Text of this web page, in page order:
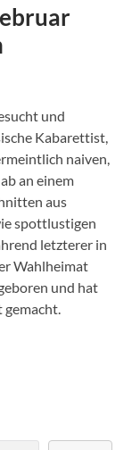
und
Kabarettist,
naiven,
an einem
aus
spottlustigen
letzterer in
Wahlheimat
und hat